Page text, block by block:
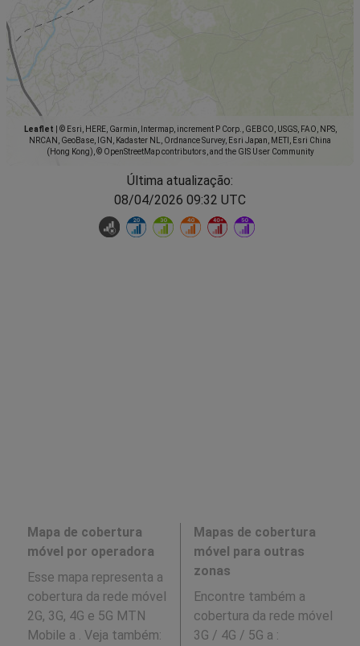
Leaflet
© Esri, HERE, Garmin, Intermap, increment P Corp., GEBCO, USGS, FAO, NPS,
NRCAN, GeoBase, IGN, Kadaster NL, Ordnance Survey, Esri Japan, METI, Esri China
(Hong Kong), © OpenStreetMap contributors, and the GIS User Community
Última atualização:
08/04/2026 09:32 UTC
Mapa de cobertura
móvel por operadora
Esse mapa representa a
cobertura da rede móvel
2G, 3G, 4G e 5G MTN
Mobile a . Veja também:
Mapas de cobertura
móvel para outras
zonas
Encontre também a
cobertura da rede móvel
3G / 4G / 5G a :